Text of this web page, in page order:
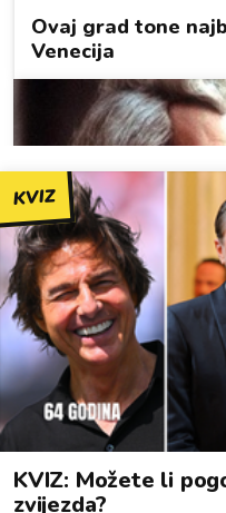
KVIZ
KVIZ: Možete li
zvijezda?